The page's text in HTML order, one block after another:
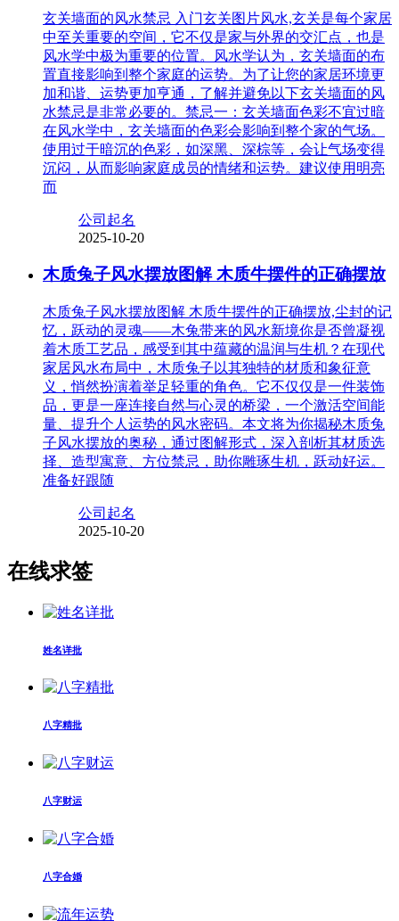
玄关墙面的风水禁忌 入门玄关图片风水,玄关是每个家居
中至关重要的空间，它不仅是家与外界的交汇点，也是
风水学中极为重要的位置。风水学认为，玄关墙面的布
置直接影响到整个家庭的运势。为了让您的家居环境更
加和谐、运势更加亨通，了解并避免以下玄关墙面的风
水禁忌是非常必要的。禁忌一：玄关墙面色彩不宜过暗
在风水学中，玄关墙面的色彩会影响到整个家的气场。
使用过于暗沉的色彩，如深黑、深棕等，会让气场变得
沉闷，从而影响家庭成员的情绪和运势。建议使用明亮
而
公司起名
2025-10-20
木质兔子风水摆放图解 木质牛摆件的正确摆放
木质兔子风水摆放图解 木质牛摆件的正确摆放,尘封的记
忆，跃动的灵魂——木兔带来的风水新境你是否曾凝视
着木质工艺品，感受到其中蕴藏的温润与生机？在现代
家居风水布局中，木质兔子以其独特的材质和象征意
义，悄然扮演着举足轻重的角色。它不仅仅是一件装饰
品，更是一座连接自然与心灵的桥梁，一个激活空间能
量、提升个人运势的风水密码。本文将为你揭秘木质兔
子风水摆放的奥秘，通过图解形式，深入剖析其材质选
择、造型寓意、方位禁忌，助你雕琢生机，跃动好运。
准备好跟随
公司起名
2025-10-20
在线求签
姓名详批
八字精批
八字财运
八字合婚